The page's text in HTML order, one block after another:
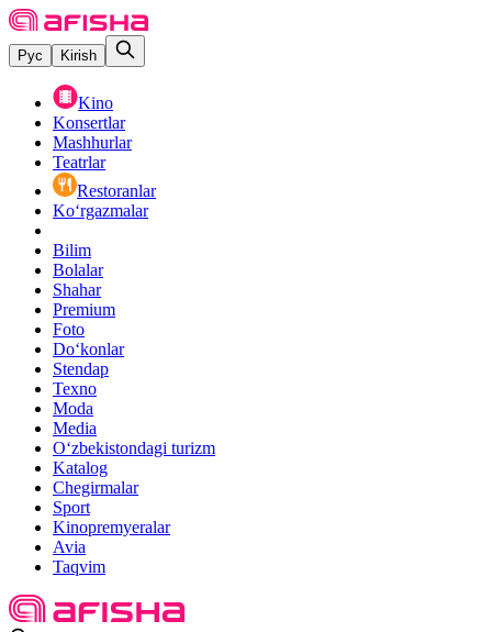
Рус Kirish
Kino
Konsertlar
Mashhurlar
Teatrlar
Restoranlar
Ko‘rgazmalar
Bilim
Bolalar
Shahar
Premium
Foto
Do‘konlar
Stendap
Texno
Moda
Media
O‘zbekistondagi turizm
Katalog
Chegirmalar
Sport
Kinopremyeralar
Avia
Taqvim